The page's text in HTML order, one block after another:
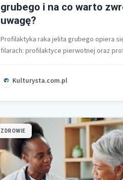
grubego i na co warto
uwagę?
Profilaktyka raka jelita grubego opiera
filarach: profilaktyce pierwotnej oraz
Kulturysta.com.pl
ZDROWIE